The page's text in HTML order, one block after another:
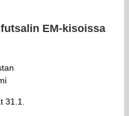
EM-kisoissa
31.1.